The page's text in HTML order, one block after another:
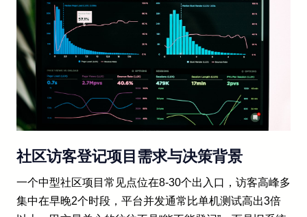
社区访客登记项目需求与决策背景
一个中型社区项目常见点位在8-30个出入口，访客高峰多
集中在早晚2个时段，平台并发通常比单机测试高出3倍